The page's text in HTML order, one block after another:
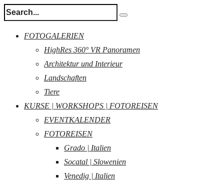
FOTOGALERIEN
HighRes 360° VR Panoramen
Architektur und Interieur
Landschaften
Tiere
KURSE | WORKSHOPS | FOTOREISEN
EVENTKALENDER
FOTOREISEN
Grado | Italien
Socatal | Slowenien
Venedig | Italien